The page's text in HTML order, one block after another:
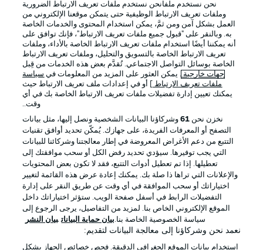
Official Partners
الإخطارات القانونية
إدارة التفضيلات بيان الخصوصية
شروط الاستخدام الوظائف
جهة النشر تواصل معنا
اللاعبون
نحن نستخدم ملفانحن نستخدم ملفات تعريف الارتباط الضرورية
وملفات تعريف الارتباط الوظيفية حتى يتمكن موقعنا الإلكتروني من
العمل بشكل آمن ومن ثمَّ، يمكن استخدام المحتوى والخدمات الخاصة
به. وبالنقر على "قبول جميع ملفات تعريف الارتباط"، فإنك توافق على
أنه يمكننا أيضًا استخدام ملفات تعريف الارتباط الخاصة بالأداء، وملفات
تعريف الارتباط الخاصة بالتسويق والتحليل، وملفات تعريف الارتباط
الخاصة بوسائل التواصل الاجتماعي. تُقدَّم بعض هذه الخدمات من قِبل
جهات خارجية . يمكن العثور على المزيد من المعلومات في سياسة
ملفات تعريف الارتباط
] أو في إعدادات ملف تعريف الارتباط حيث
يمكنك تعيين إدارة تفضيلات ملفات تعريف الارتباط الخاصة بك في أي
وقت..
نخزن نحن 61وشركاؤنا البيانات الشخصية ونصل إليها، مثل بيانات
التصفح أو المعرفات الفريدة، على جهازك. يُمكّن تحديد أوافق تقنيات
التتبع من دعم الأغراض المعروضة في إطار معالجتنا وشركائنا للبيانات
التي يجب توفيرها. سيؤدي تحديد رفض الكل أو سحب موافقتك إلى
تعطيلها. إذا تم تعطيل أدوات التتبع، فقد لا تكون بعض المحتويات
والإعلانات التي تراها ذا صلة بك. يمكنك إعادة عرض هذه القائمة لتغيير
اختياراتك أو سحب الموافقة في أي وقت عن طريق النقر على إدارة
التفضيلات الرابط في أسفل صفحة الويب. ستؤثر اختياراتك داخل
الموقع الإلكتروني الخاص بنا. لمزيد من التفاصيل، يرجى الرجوع إلى
سياسة الخصوصية الخاصة بنا.بيان حماية البيانات بيان النشر
نعمد نحن وشركاؤنا إلى معالجة البيانات لتقديم:
استخدام بيانات الموقع الجغرافي الدقيقة. فحص خصائص الجهاز بشكل